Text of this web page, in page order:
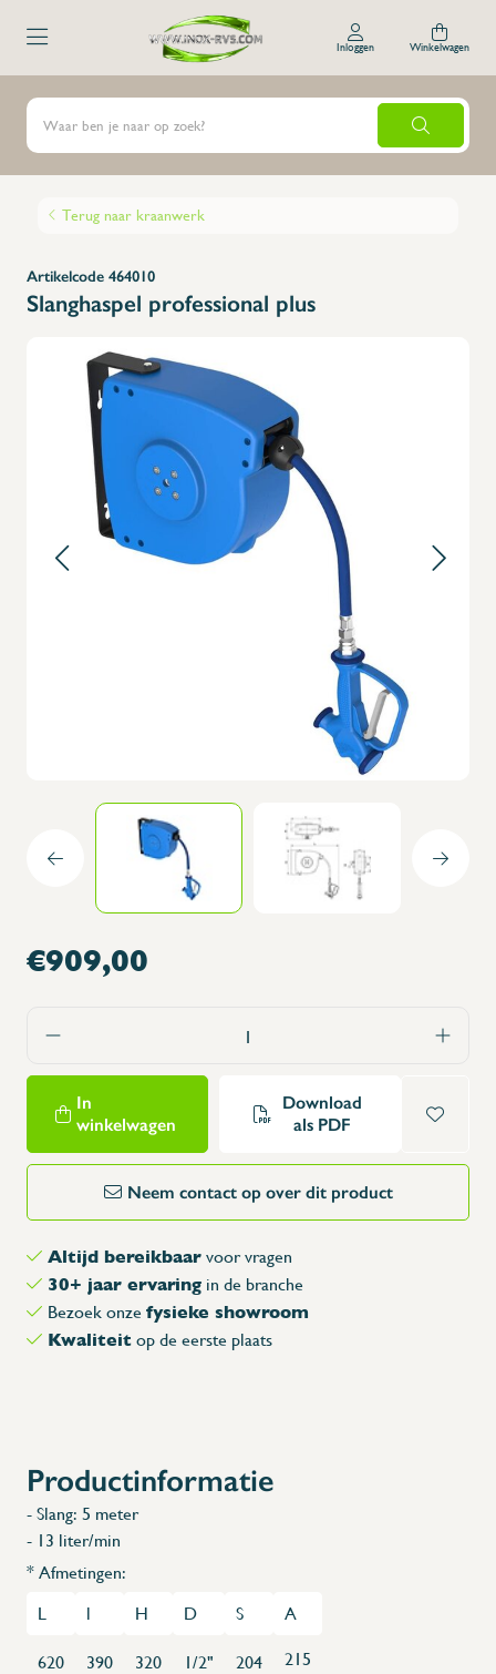
Inloggen Winkelwagen
Terug naar kraanwerk
Artikelcode 464010
Slanghaspel professional plus
€909,00
In
winkelwagen
Download
als PDF
Neem contact op over dit product
Altijd bereikbaar voor vragen
30+ jaar ervaring in de branche
Bezoek onze fysieke showroom
Kwaliteit op de eerste plaats
Productinformatie
- Slang: 5 meter
- 13 liter/min
* Afmetingen:
L
l H D S A
620 390 320 1/2" 204 215